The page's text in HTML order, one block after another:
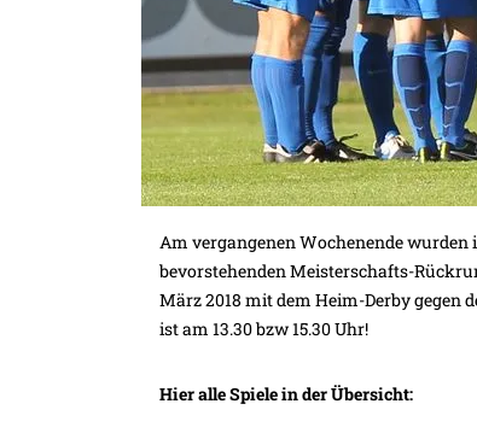
Am vergangenen Wochenende wurden
bevorstehenden Meisterschafts-
März 2018 mit dem Heim-Derby gegen
ist am 13.30 bzw 15.30 Uhr!
Hier alle Spiele in der Übersicht: